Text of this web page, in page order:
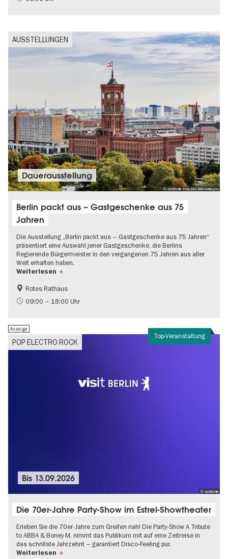
AUSSTELLUNGEN
© visitBerlin, Foto Mo Wüstenhagen
Dauer­aus­stel­lung
Berlin packt aus – Gastgeschenke aus 75
Jahren
Die Ausstellung „Berlin packt aus – Gastgeschenke aus 75 Jahren“
präsentiert eine Auswahl jener Gastgeschenke, die Berlins
Regierende Bürgermeister in den vergangenen 75 Jahren aus aller
Welt erhalten haben.
Weiterlesen
Geschichte
Gratis
Rotes Rathaus
09:00 – 18:00 Uhr
Top-Veranstaltung
POP ELECTRO ROCK
Anzeige
© visitBerlin
Bis 13.09.2026
Die 70er-Jahre Party-Show im Estrel-Showtheater
Erleben Sie die 70er-Jahre zum Greifen nah! Die Party-Show A Tribute
to ABBA & Boney M. nimmt das Publikum mit auf eine Zeitreise in
das schrillste Jahrzehnt – garantiert Disco-Feeling pur.
Weiterlesen